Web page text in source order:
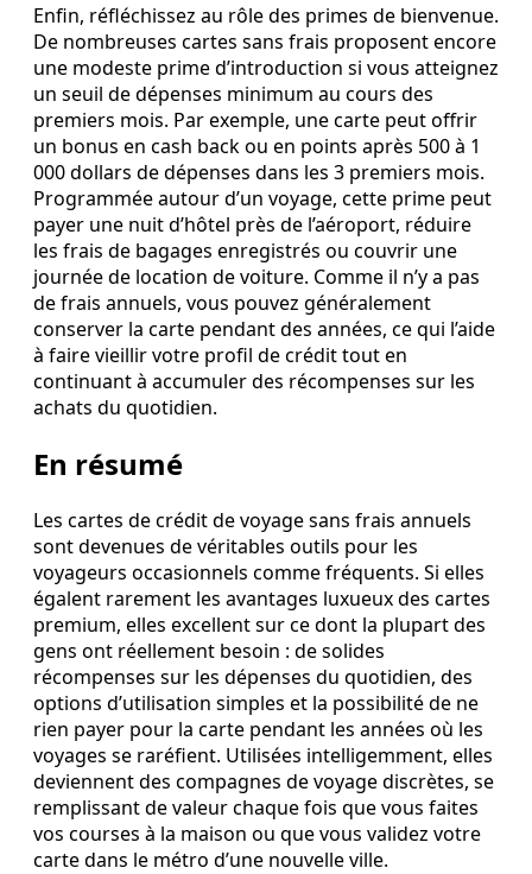
Enfin, réfléchissez au rôle des primes de bienvenue.
De nombreuses cartes sans frais proposent encore
une modeste prime d’introduction si vous atteignez
un seuil de dépenses minimum au cours des
premiers mois. Par exemple, une carte peut offrir
un bonus en cash back ou en points après 500 à 1
000 dollars de dépenses dans les 3 premiers mois.
Programmée autour d’un voyage, cette prime peut
payer une nuit d’hôtel près de l’aéroport, réduire
les frais de bagages enregistrés ou couvrir une
journée de location de voiture. Comme il n’y a pas
de frais annuels, vous pouvez généralement
conserver la carte pendant des années, ce qui l’aide
à faire vieillir votre profil de crédit tout en
continuant à accumuler des récompenses sur les
achats du quotidien.
En résumé
Les cartes de crédit de voyage sans frais annuels
sont devenues de véritables outils pour les
voyageurs occasionnels comme fréquents. Si elles
égalent rarement les avantages luxueux des cartes
premium, elles excellent sur ce dont la plupart des
gens ont réellement besoin : de solides
récompenses sur les dépenses du quotidien, des
options d’utilisation simples et la possibilité de ne
rien payer pour la carte pendant les années où les
voyages se raréfient. Utilisées intelligemment, elles
deviennent des compagnes de voyage discrètes, se
remplissant de valeur chaque fois que vous faites
vos courses à la maison ou que vous validez votre
carte dans le métro d’une nouvelle ville.